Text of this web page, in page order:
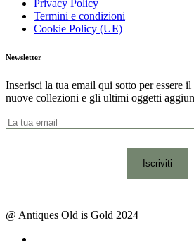
Privacy Policy
Termini e condizioni
Cookie Policy (UE)
Newsletter
Inserisci la tua email qui sotto per essere
nuove collezioni e gli ultimi oggetti
@ Antiques Old is Gold 2024